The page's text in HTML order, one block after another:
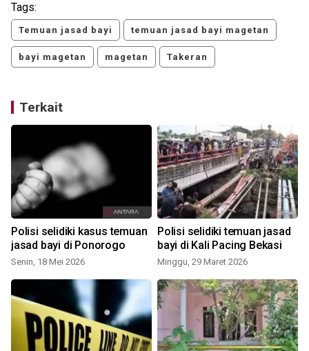
Tags:
Temuan jasad bayi temuan jasad bayi magetan
bayi magetan magetan Takeran
Terkait
Polisi selidiki kasus temuan
jasad bayi di Ponorogo
Senin, 18 Mei 2026
Polisi selidiki temuan jasad
bayi di Kali Pacing Bekasi
Minggu, 29 Maret 2026